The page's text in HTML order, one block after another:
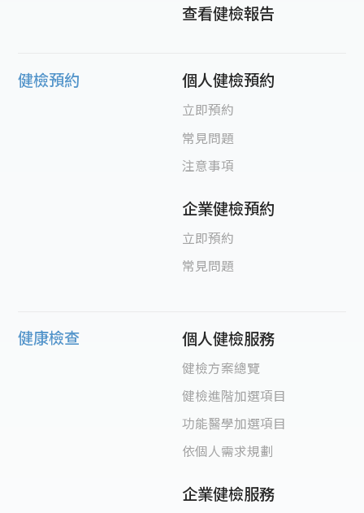
查看健檢報告
健檢預約 個人健檢預約
立即預約
常見問題
注意事項
企業健檢預約
立即預約
常見問題
健康檢查 個人健檢服務
健檢方案總覽
健檢進階加選項目
功能醫學加選項目
依個人需求規劃
企業健檢服務